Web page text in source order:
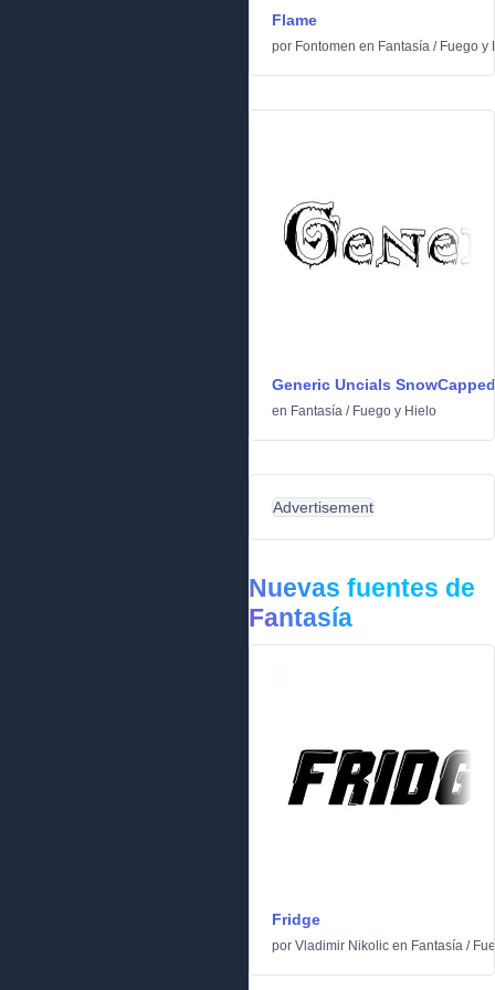
Flame
por Fontomen en Fantasía / Fuego y
Generic Uncials SnowCapped
en Fantasía / Fuego y Hielo
Advertisement
Nuevas fuentes de
Fantasía
Fridge
por Vladimir Nikolic en Fantasía /